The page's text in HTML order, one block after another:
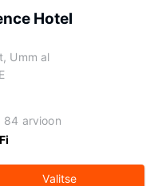
Hotel
Umm al
84 arvioon
Valitse